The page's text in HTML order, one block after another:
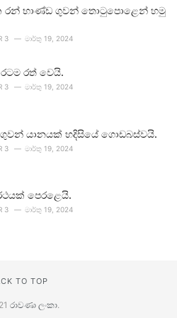
රන් භාණ්ඩ ගුවන් තොටුපොළෙන් හමු
3 මාර්තු 19, 2024
රත් වෙයි.
3 මාර්තු 19, 2024
යානයක් හදිසියේ ගොඩබස්වයි.
3 මාර්තු 19, 2024
පෙරළෙයි.
3 මාර්තු 19, 2024
TO TOP
රාවණා ලංකා.